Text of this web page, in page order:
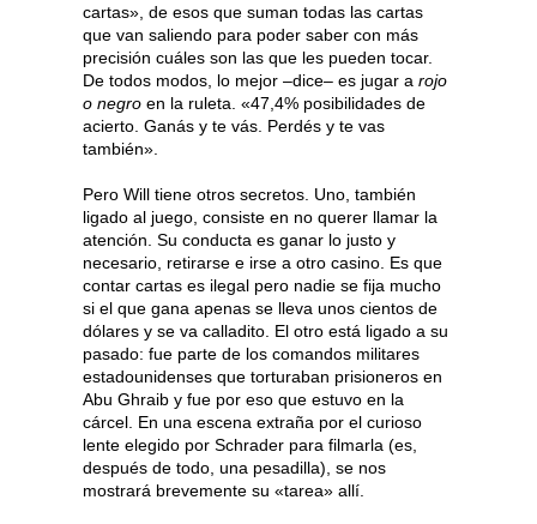
cartas», de esos que suman todas las cartas
que van saliendo para poder saber con más
precisión cuáles son las que les pueden tocar.
De todos modos, lo mejor –dice– es jugar a rojo
o negro en la ruleta. «47,4% posibilidades de
acierto. Ganás y te vás. Perdés y te vas
también».
Pero Will tiene otros secretos. Uno, también
ligado al juego, consiste en no querer llamar la
atención. Su conducta es ganar lo justo y
necesario, retirarse e irse a otro casino. Es que
contar cartas es ilegal pero nadie se fija mucho
si el que gana apenas se lleva unos cientos de
dólares y se va calladito. El otro está ligado a su
pasado: fue parte de los comandos militares
estadounidenses que torturaban prisioneros en
Abu Ghraib y fue por eso que estuvo en la
cárcel. En una escena extraña por el curioso
lente elegido por Schrader para filmarla (es,
después de todo, una pesadilla), se nos
mostrará brevemente su «tarea» allí.